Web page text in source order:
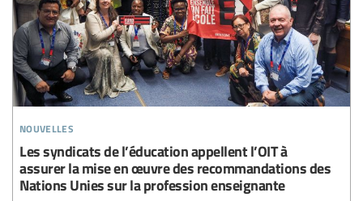
nouvelles
Les syndicats de l’éducation appellent l’OIT à
assurer la mise en œuvre des recommandations des
Nations Unies sur la profession enseignante